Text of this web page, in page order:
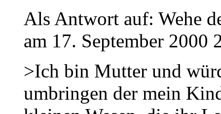
Als Antwort auf: Wehe
am 17. September 2000
>Ich bin Mutter und
umbringen der mein